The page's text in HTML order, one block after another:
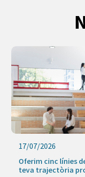
17/07/2026
Oferim cinc línies
teva trajectòria